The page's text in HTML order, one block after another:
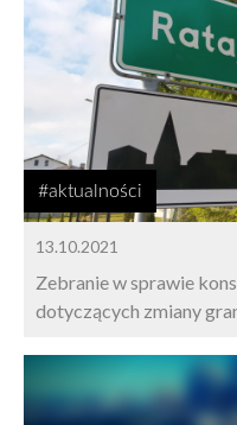
#aktualności
13.10.2021
Zebranie w sprawie
dotyczących zmiany